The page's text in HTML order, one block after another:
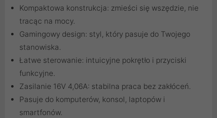
Kompaktowa konstrukcja: zmieści się wszędzie, nie
tracąc na mocy.
Gamingowy design: styl, który pasuje do Twojego
stanowiska.
Łatwe sterowanie: intuicyjne pokrętło i przyciski
funkcyjne.
Zasilanie 16V 4,06A: stabilna praca bez zakłóceń.
Pasuje do komputerów, konsol, laptopów i
smartfonów.